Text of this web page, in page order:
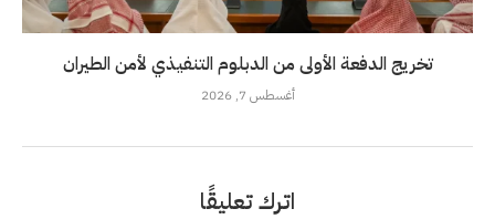
تخريج الدفعة الأولى من الدبلوم التنفيذي لأمن الطيران
أغسطس 7, 2026
اترك تعليقًا